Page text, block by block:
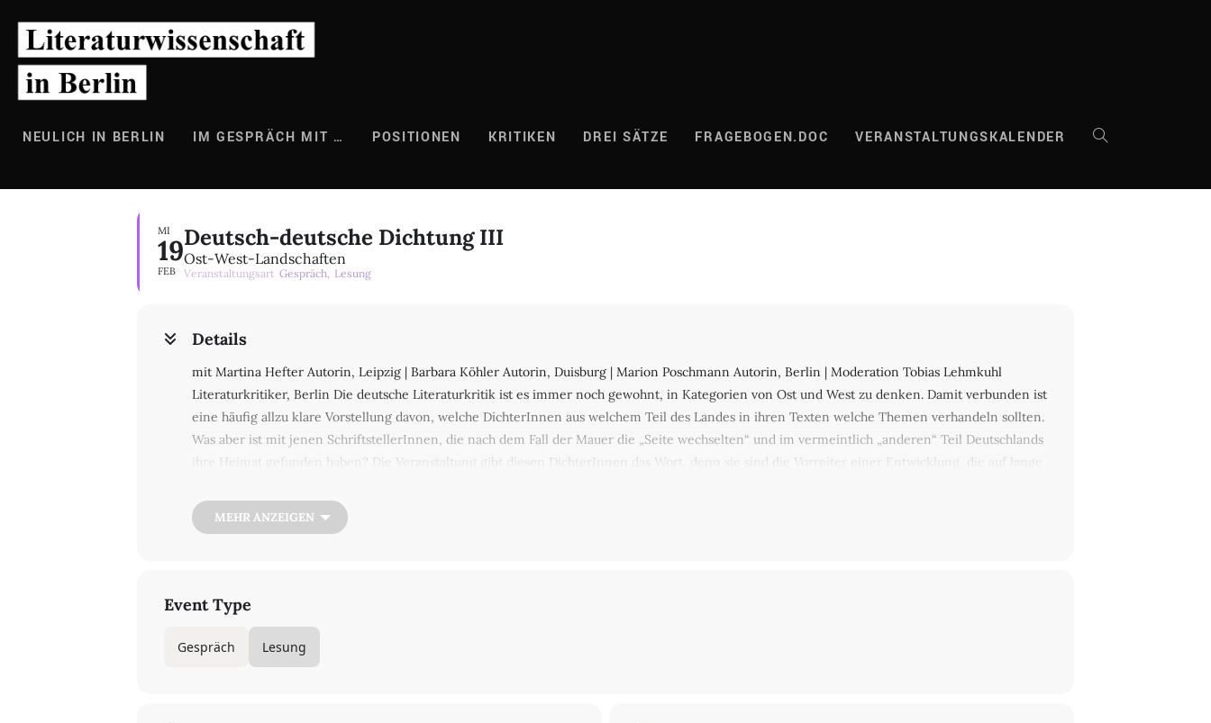
Inhalt
springen
NEULICH IN BERLIN IM GESPRÄCH MIT … POSITIONEN KRITIKEN DREI SÄTZE FRAGEBOGEN.DOC VERANSTALTUNGSKALENDER WEBSITE-
MI
19
FEB
Deutsch-deutsche Dichtung III
Ost-West-Landschaften
Veranstaltungsart Gespräch, Lesung
Details
mit Martina Hefter Autorin, Leipzig | Barbara Köhler Autorin, Duisburg | Marion Poschmann Autorin, Berlin | Moderation Tobias Lehmkuhl
Literaturkritiker, Berlin Die deutsche Literaturkritik ist es immer noch gewohnt, in Kategorien von Ost und West zu denken. Damit verbunden ist
eine häufig allzu klare Vorstellung davon, welche DichterInnen aus welchem Teil des Landes in ihren Texten welche Themen verhandeln sollten.
Was aber ist mit jenen SchriftstellerInnen, die nach dem Fall der Mauer die „Seite wechselten“ und im vermeintlich „anderen“ Teil Deutschlands
ihre Heimat gefunden haben? Die Veranstaltung gibt diesen DichterInnen das Wort, denn sie sind die Vorreiter einer Entwicklung, die auf lange
Alltag geworden. Das scheinbar Fremde wird durch unterschiedliche Strategien der poetischen Anverwandlung zum Eigenen. Auf der Bühne
diskutieren die in Leipzig lebende Martina Hefter (geboren 1965 in Pfronten, Allgäu), die in Duisburg lebende Barbara Köhler (geboren 1959 in
MEHR ANZEIGEN
Event Type
Gespräch Lesung